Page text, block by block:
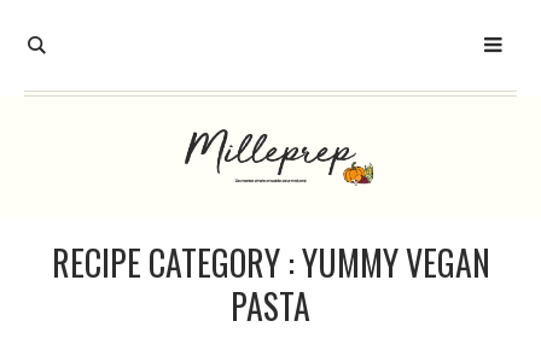
RECIPE CATEGORY :YUMMY VEGAN
PASTA